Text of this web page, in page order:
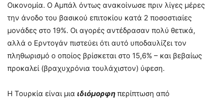
Οικονομία. Ο Αμπάλ όντως ανακοίνωσε πριν λίγες μέρες
την άνοδο του βασικού επιτοκίου κατά 2 ποσοστιαίες
μονάδες στο 19%. Οι αγορές αντέδρασαν πολύ θετικά,
αλλά ο Ερντογάν πιστεύει ότι αυτό υποδαυλίζει τον
πληθωρισμό ο οποίος βρίσκεται στο 15,6% – και βεβαίως
προκαλεί (βραχυχρόνια τουλάχιστον) ύφεση.
Η Τουρκία είναι μια ιδιόμορφη περίπτωση από